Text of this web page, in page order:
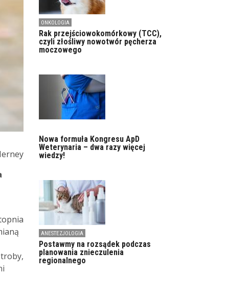
ONKOLOGIA
Rak przejściowokomórkowy (TCC),
czyli złośliwy nowotwór pęcherza
moczowego
Nowa formuła Kongresu ApD
Weterynaria – dwa razy więcej
wiedzy!
ANESTEZJOLOGIA
Postawmy na rozsądek podczas
planowania znieczulenia
regionalnego